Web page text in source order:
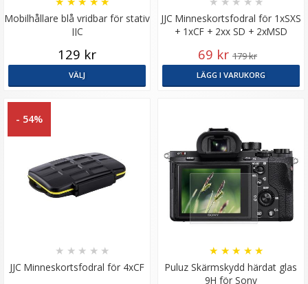
Mobilhållare blå vridbar för stativ
JJC
129 kr
VÄLJ
JJC Minneskortsfodral för 1xSXS
+ 1xCF + 2xx SD + 2xMSD
69 kr 179 kr
LÄGG I VARUKORG
- 54%
JJC Minneskortsfodral för 4xCF
★ ★ ★ ★ ★
Puluz Skärmskydd härdat glas
9H för Sony
★ ★ ★ ★ ★